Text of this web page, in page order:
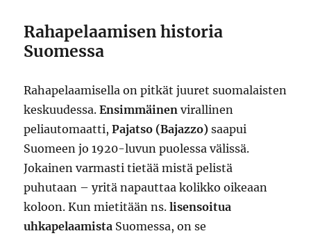
Rahapelaamisen historia
Suomessa
Rahapelaamisella on pitkät juuret suomalaisten
keskuudessa.Ensimmäinenvirallinen
peliautomaatti,Pajatso (Bajazzo) saapui
Suomeen jo 1920-luvun puolessa välissä.
Jokainen varmasti tietää mistä pelistä
puhutaan – yritä napauttaa kolikko oikeaan
koloon. Kun mietitään ns. lisensoitua
uhkapelaamista Suomessa, on se